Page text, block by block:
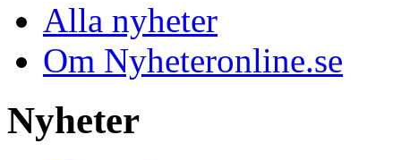
Alla nyheter
Om Nyheteronline.se
Nyheter